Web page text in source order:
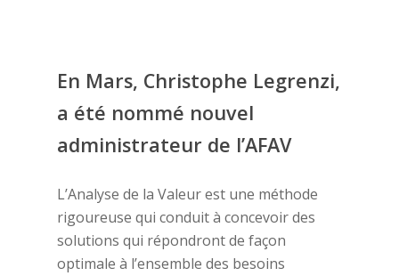
En Mars, Christophe Legrenzi,
a été nommé nouvel
administrateur de l’AFAV
L’Analyse de la Valeur est une méthode
rigoureuse qui conduit à concevoir des
solutions qui répondront de façon
optimale à l’ensemble des besoins